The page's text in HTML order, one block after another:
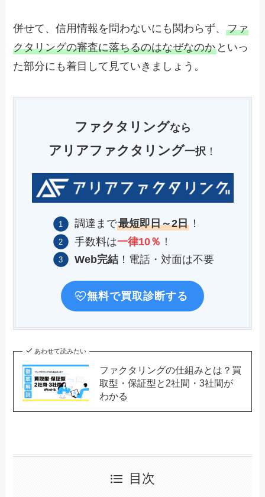
併せて、信用情報を問わないにも関わらず、ファ
クタリングの審査に落ちるのはなぜなのか といっ
た部分にも着目して見ていきましょう。
ファクタリングなら
アリアファクタリング一択 ！
調達まで最短即日～2日 ！
手数料は一律10％ ！
Web完結 ！電話・対面は不要
無料で買取診断する
あわせて読みたい
ファクタリングの仕組みとは？買
取型・保証型と2社間・3社間が
わかる
目次